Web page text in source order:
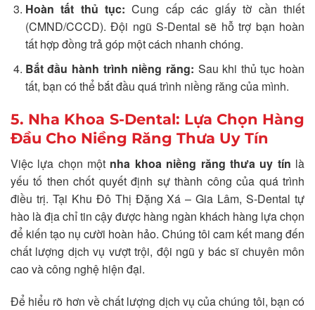
Hoàn tất thủ tục: Cung cấp các giấy tờ cần thiết
(CMND/CCCD). Đội ngũ S-Dental sẽ hỗ trợ bạn hoàn
tất hợp đồng trả góp một cách nhanh chóng.
Bắt đầu hành trình niềng răng: Sau khi thủ tục hoàn
tất, bạn có thể bắt đầu quá trình niềng răng của mình.
5. Nha Khoa S-Dental: Lựa Chọn Hàng
Đầu Cho Niềng Răng Thưa Uy Tín
Việc lựa chọn một nha khoa niềng răng thưa uy tín là
yếu tố then chốt quyết định sự thành công của quá trình
điều trị. Tại Khu Đô Thị Đặng Xá – Gia Lâm, S-Dental tự
hào là địa chỉ tin cậy được hàng ngàn khách hàng lựa chọn
để kiến tạo nụ cười hoàn hảo. Chúng tôi cam kết mang đến
chất lượng dịch vụ vượt trội, đội ngũ y bác sĩ chuyên môn
cao và công nghệ hiện đại.
Để hiểu rõ hơn về chất lượng dịch vụ của chúng tôi, bạn có